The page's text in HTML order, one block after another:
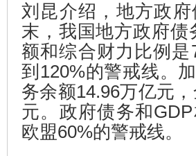
刘昆介绍，地方政
末，我国地方政府债
额和综合财力比例是
到120%的警戒线。
务余额14.96万亿元
元。政府债务和
欧盟60%的警戒线。